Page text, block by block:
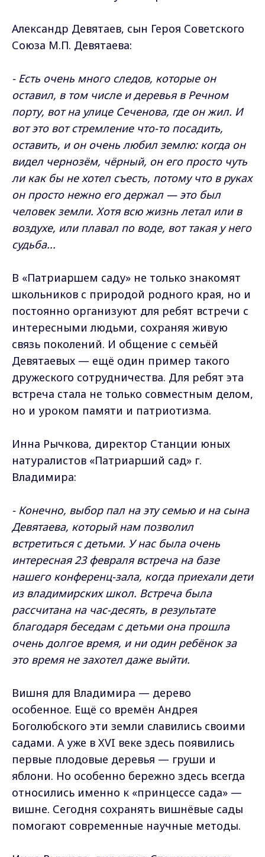
Александр Девятаев, сын Героя Советского
Союза М.П. Девятаева:
- Есть очень много следов, которые он
оставил, в том числе и деревья в Речном
порту, вот на улице Сеченова, где он жил. И
вот это вот стремление что-то посадить,
оставить, и он очень любил землю: когда он
видел чернозём, чёрный, он его просто чуть
ли как бы не хотел съесть, потому что в руках
он просто нежно его держал — это был
человек земли. Хотя всю жизнь летал или в
воздухе, или плавал по воде, вот такая у него
судьба...
В «Патриаршем саду» не только знакомят
школьников с природой родного края, но и
постоянно организуют для ребят встречи с
интересными людьми, сохраняя живую
связь поколений. И общение с семьёй
Девятаевых — ещё один пример такого
дружеского сотрудничества. Для ребят эта
встреча стала не только совместным делом,
но и уроком памяти и патриотизма.
Инна Рычкова, директор Станции юных
натуралистов «Патриарший сад» г.
Владимира:
- Конечно, выбор пал на эту семью и на сына
Девятаева, который нам позволил
встретиться с детьми. У нас была очень
интересная 23 февраля встреча на базе
нашего конференц-зала, когда приехали дети
из владимирских школ. Встреча была
рассчитана на час-десять, в результате
благодаря беседам с детьми она прошла
очень долгое время, и ни один ребёнок за
это время не захотел даже выйти.
Вишня для Владимира — дерево
особенное. Ещё со времён Андрея
Боголюбского эти земли славились своими
садами. А уже в XVI веке здесь появились
первые плодовые деревья — груши и
яблони. Но особенно бережно здесь всегда
относились именно к «принцессе сада» —
вишне. Сегодня сохранять вишнёвые сады
помогают современные научные методы.